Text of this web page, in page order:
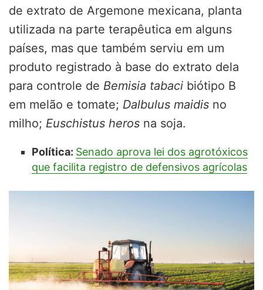
de extrato de Argemone mexicana, planta
utilizada na parte terapêutica em alguns
países, mas que também serviu em um
produto registrado à base do extrato dela
para controle de Bemisia tabaci biótipo B
em melão e tomate; Dalbulus maidis no
milho; Euschistus heros na soja.
Política: Senado aprova lei dos agrotóxicos
que facilita registro de defensivos agrícolas